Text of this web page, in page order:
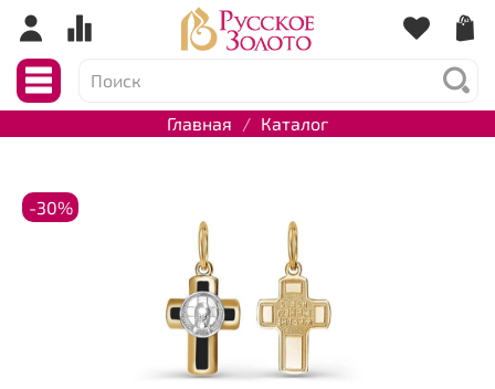
Главная Каталог
-30%